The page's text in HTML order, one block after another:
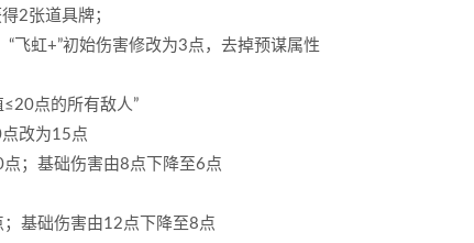
2张道具牌；
飞虹+”初始伤害修改为3点，去掉预谋属性
≤20点的所有敌人”
改为15点
；基础伤害由8点下降至6点
基础伤害由12点下降至8点